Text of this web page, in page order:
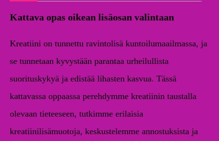
Kattava opas oikean lisäosan valintaan
Kreatiini on tunnettu ravintolisä kuntoilumaailmassa, ja
se tunnetaan kyvystään parantaa urheilullista
suorituskykyä ja edistää lihasten kasvua. Tässä
kattavassa oppaassa perehdymme kreatiinin taustalla
olevaan tieteeseen, tutkimme erilaisia ​​
kreatiinilisämuotoja, keskustelemme annostuksista ja